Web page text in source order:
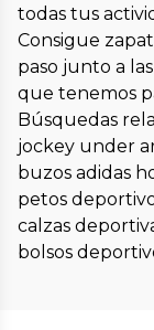
todas tus
Consigue
paso junto a
que tenemos
Búsquedas
jockey under
buzos adidas
petos
calzas
bolsos